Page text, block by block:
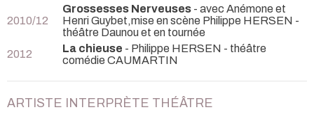
2010/12
Grossesses Nerveuses - avec Anémone et
Henri Guybet,mise en scène Philippe HERSEN -
théâtre Daunou et en tournée
2012
La chieuse - Philippe HERSEN - théâtre
comédie CAUMARTIN
ARTISTE INTERPRÈTE THÉÂTRE